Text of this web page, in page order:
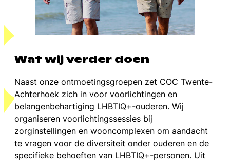
Wat wij verder doen
Naast onze ontmoetingsgroepen zet COC Twente-
Achterhoek zich in voor voorlichtingen en
belangenbehartiging LHBTIQ+-ouderen. Wij
organiseren voorlichtingssessies bij
zorginstellingen en wooncomplexen om aandacht
te vragen voor de diversiteit onder ouderen en de
specifieke behoeften van LHBTIQ+-personen. Uit